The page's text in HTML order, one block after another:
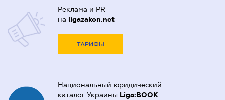
Реклама и PR
на ligazakon.net
ТАРИФЫ
Национальный юридический
каталог Украины Liga:BOOK